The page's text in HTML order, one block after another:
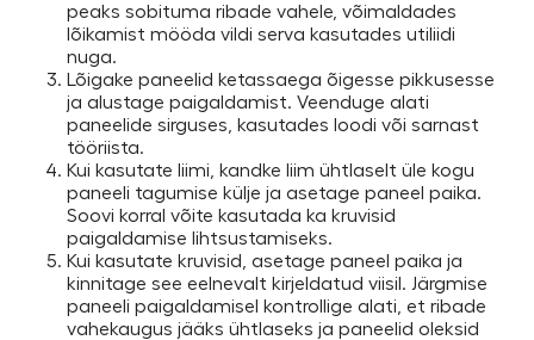
peaks sobituma ribade vahele, võimaldades
lõikamist mööda vildi serva kasutades utiliidi
nuga.
Lõigake paneelid ketassaega õigesse pikkusesse
ja alustage paigaldamist. Veenduge alati
paneelide sirguses, kasutades loodi või sarnast
tööriista.
Kui kasutate liimi, kandke liim ühtlaselt üle kogu
paneeli tagumise külje ja asetage paneel paika.
Soovi korral võite kasutada ka kruvisid
paigaldamise lihtsustamiseks.
Kui kasutate kruvisid, asetage paneel paika ja
kinnitage see eelnevalt kirjeldatud viisil. Järgmise
paneeli paigaldamisel kontrollige alati, et ribade
vahekaugus jääks ühtlaseks ja paneelid oleksid